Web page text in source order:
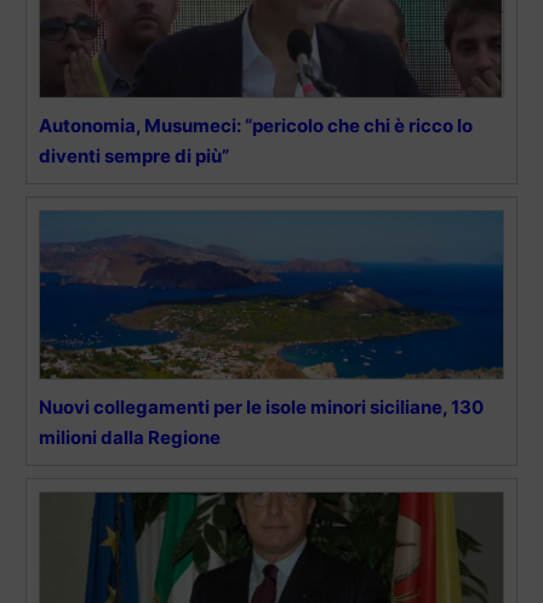
Autonomia, Musumeci: “pericolo che chi è ricco lo
diventi sempre di più”
Nuovi collegamenti per le isole minori siciliane, 130
milioni dalla Regione